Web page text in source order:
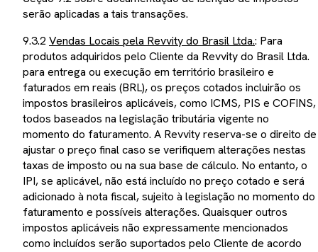
serão aplicadas a tais transações.
9.3.2 Vendas Locais pela Revvity do Brasil Ltda.: Para
produtos adquiridos pelo Cliente da Revvity do Brasil Ltda.
para entrega ou execução em território brasileiro e
faturados em reais (BRL), os preços cotados incluirão os
impostos brasileiros aplicáveis, como ICMS, PIS e COFINS,
todos baseados na legislação tributária vigente no
momento do faturamento. A Revvity reserva-se o direito de
ajustar o preço final caso se verifiquem alterações nestas
taxas de imposto ou na sua base de cálculo. No entanto, o
IPI, se aplicável, não está incluído no preço cotado e será
adicionado à nota fiscal, sujeito à legislação no momento do
faturamento e possíveis alterações. Quaisquer outros
impostos aplicáveis não expressamente mencionados
como incluídos serão suportados pelo Cliente de acordo